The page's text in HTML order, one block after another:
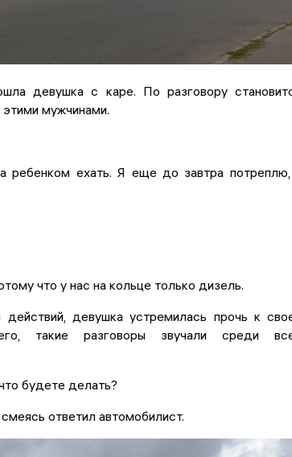
девушка с каре. По разговору
этими мужчинами.
ехать. Я еще до завтра
что у нас на кольце только дизель.
девушка устремилась прочь к
такие разговоры звучали среди
будете делать?
ответил автомобилист.